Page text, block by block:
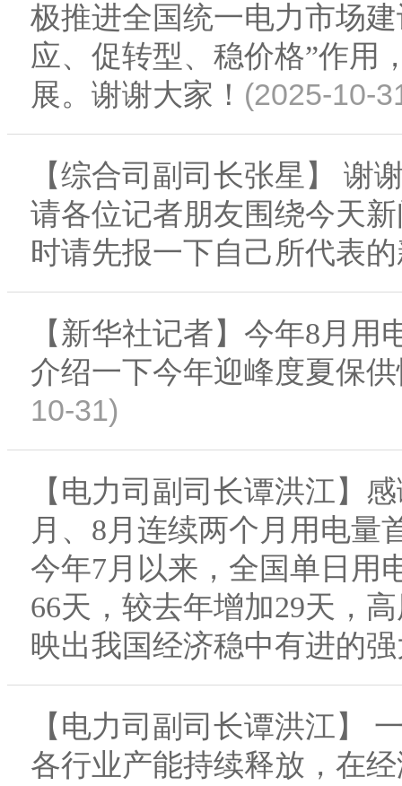
极推进全国统一电力市场
应、促转型、稳价格”作用
展。谢谢大家！ (2025-10-
【综合司副司长张星】 谢
请各位记者朋友围绕今天
时请先报一下自己所代表
【新华社记者】今年8月
介绍一下今年迎峰度夏保
10-31)
【电力司副司长谭洪江】
月、8月连续两个月用电量
今年7月以来，全国单日用
66天，较去年增加29天，
映出我国经济稳中有进的
【电力司副司长谭洪江】
各行业产能持续释放，在